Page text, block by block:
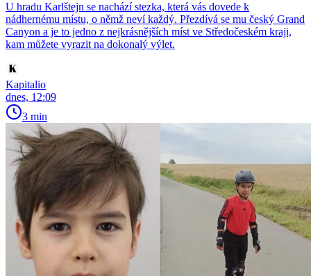
U hradu Karlštejn se nachází stezka, která vás dovede k
nádhernému místu, o němž neví každý. Přezdívá se mu český Grand
Canyon a je to jedno z nejkrásnějších míst ve Středočeském kraji,
kam můžete vyrazit na dokonalý výlet.
Kapitalio
dnes, 12:09
3 min